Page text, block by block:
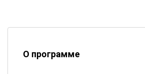
О программе